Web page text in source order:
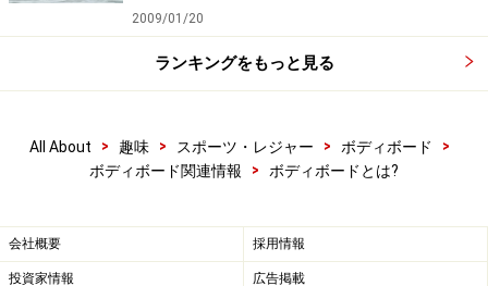
2009/01/20
ランキングをもっと見る
All About > 趣味 > スポーツ・レジャー > ボディボード
>
ボディボード関連情報
> ボディボードとは?
会社概要 採用情報
投資家情報 広告掲載